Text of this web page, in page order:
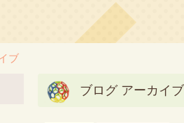
ブ
ブログ アーカイブ